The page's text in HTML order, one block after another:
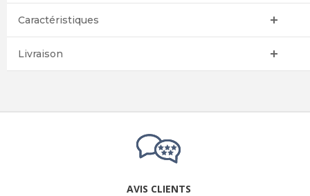
Caractéristiques
Livraison
AVIS CLIENTS